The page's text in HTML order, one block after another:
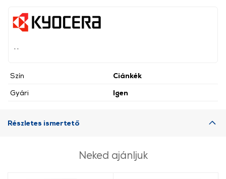
Szín
Ciánkék
Gyári
Igen
Részletes ismertető
Neked ajánljuk